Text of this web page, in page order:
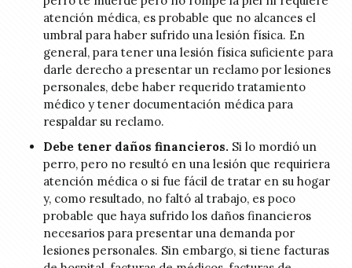
atención médica, es probable que no alcances el
umbral para haber sufrido una lesión física. En
general, para tener una lesión física suficiente para
darle derecho a presentar un reclamo por lesiones
personales, debe haber requerido tratamiento
médico y tener documentación médica para
respaldar su reclamo.
Debe tener daños financieros. Si lo mordió un
perro, pero no resultó en una lesión que requiriera
atención médica o si fue fácil de tratar en su hogar
y, como resultado, no faltó al trabajo, es poco
probable que haya sufrido los daños financieros
necesarios para presentar una demanda por
lesiones personales. Sin embargo, si tiene facturas